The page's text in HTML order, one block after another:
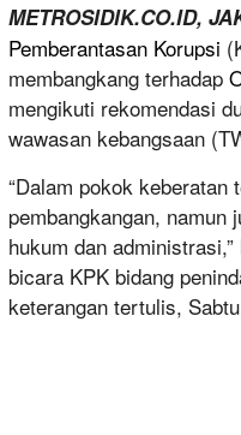
METROSIDIK.CO.ID,
Pemberantasan Korupsi
membangkang terhadap
mengikuti rekomendasi
wawasan kebangsaan
“Dalam pokok keberatan
pembangkangan, namun
hukum dan
bicara KPK bidang
keterangan tertulis,